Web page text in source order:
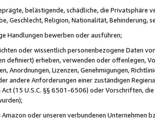
belästigende, schädliche, die Privatsphäre
Geschlecht, Religion, Nationalität, Behinderung,
Handlungen bewerben oder ausführen;
oder wissentlich personenbezogene Daten
definiert) erheben, verwenden oder offenlegen,
Anordnungen, Lizenzen, Genehmigungen,
andere Anforderungen einer zuständigen
(15 U.S.C. §§ 6501-6506) oder Vorschriften,
Amazon oder unseren verbundenen Unternehmen